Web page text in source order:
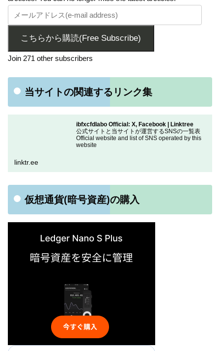
こちらから購読(Free Subscribe)
Join 271 other subscribers
当サイトの関連するリンク集
ibfxcfdlabo Official: X, Facebook | Linktree
公式サイトと当サイトが運営するSNSの一覧表
Official website and list of SNS operated by this
website
linktr.ee
仮想通貨(暗号資産)の購入